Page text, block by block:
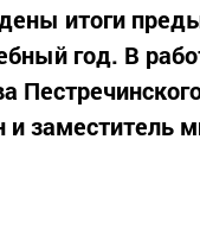
итоги
год. В
заместитель